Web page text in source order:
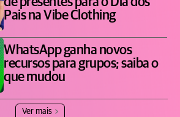
Pais na Vibe Clothing
WhatsApp ganha novos
recursos para grupos; saiba o
que mudou
Ver mais